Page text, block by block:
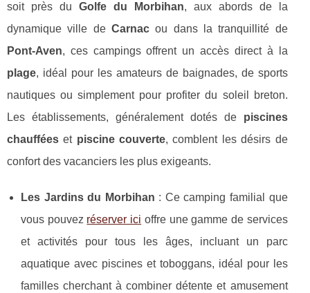
soit près du Golfe du Morbihan, aux abords de la
dynamique ville de Carnacou dans la tranquillité de
Pont-Aven, ces campings offrent un accès direct à la
plage, idéal pour les amateurs de baignades, de sports
nautiques ou simplement pour profiter du soleil breton.
Les établissements, généralement dotés de piscines
chauffées et piscine couverte, comblent les désirs de
confort des vacanciers les plus exigeants.
Les Jardins du Morbihan : Ce camping familial que
vous pouvez réserver ici offre une gamme de services
et activités pour tous les âges, incluant un parc
aquatique avec piscines et toboggans, idéal pour les
familles cherchant à combiner détente et amusement